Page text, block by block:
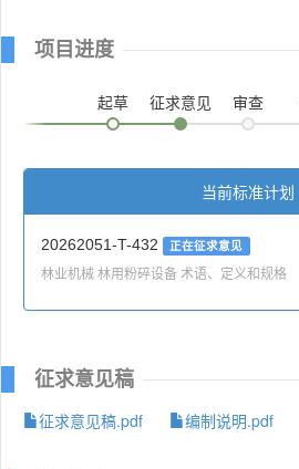
项目进度
起草 征求意见 审查
当前标准计划
20262051-T-432 正在征求意见
林业机械 林用粉碎设备 术语、定义和规格
征求意见稿
征求意见稿.pdf
编制说明.pdf